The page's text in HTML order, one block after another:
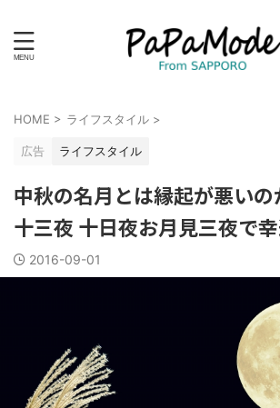
HOME > ライフスタイル >
広告 ライフスタイル
中秋の名月とは縁起が悪い
十三夜 十日夜お月見三夜で幸
2016-09-01